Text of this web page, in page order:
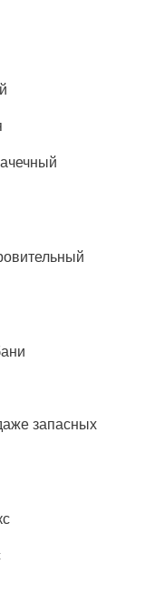
запасных